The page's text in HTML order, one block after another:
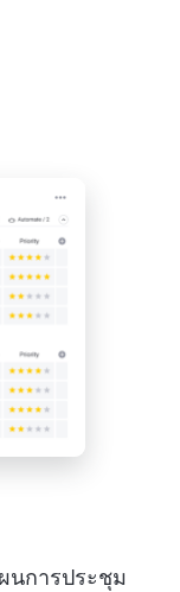
นการประชุม